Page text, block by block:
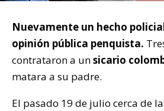
Nuevamente un hecho
opinión pública penquista.
contrataron a unsicario
matara a su padre.
El pasado 19 de julio cerca de